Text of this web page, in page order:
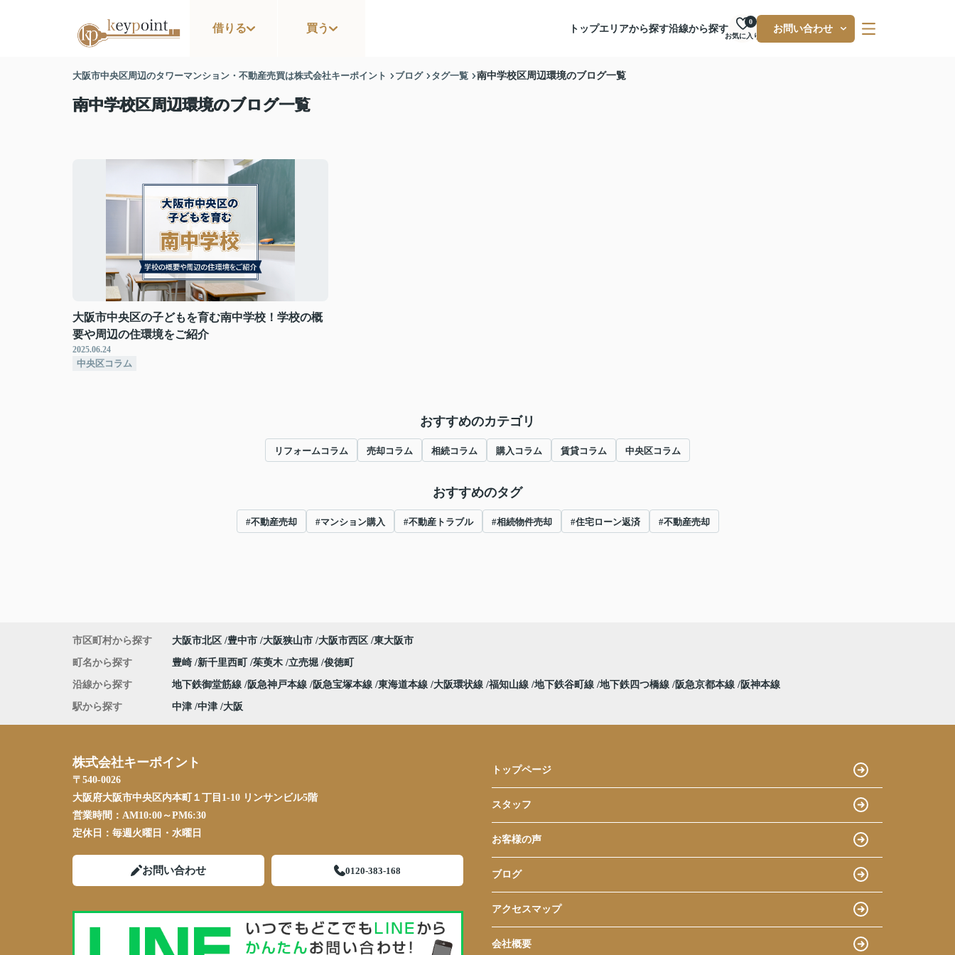
借りる 買う トップエリアから探す沿線から探す
お気に入り
0
お問い合わせ
大阪市中央区周辺のタワーマンション・不動産売買は株式会社キーポイント ブログ タグ一覧 南中学校区周辺環境のブログ一覧
南中学校区周辺環境のブログ一覧
大阪市中央区の子どもを育む南中学校！学校の概
要や周辺の住環境をご紹介
2025.06.24
中央区コラム
おすすめのカテゴリ
リフォームコラム 売却コラム 相続コラム 購入コラム 賃貸コラム 中央区コラム
おすすめのタグ
#不動産売却 #マンション購入 #不動産トラブル #相続物件売却 #住宅ローン返済 #不動産売却
市区町村から探す 大阪市北区 豊中市 大阪狭山市 大阪市西区 東大阪市
町名から探す 豊崎 新千里西町 茱萸木 立売堀 俊徳町
沿線から探す 地下鉄御堂筋線 阪急神戸本線 阪急宝塚本線 東海道本線 大阪環状線 福知山線 地下鉄谷町線 地下鉄四つ橋線 阪急京都本線 阪神本線
駅から探す 中津 中津 大阪
株式会社キーポイント
〒540-0026
大阪府大阪市中央区内本町１丁目1-10 リンサンビル5階
営業時間： AM10:00～PM6:30
定休日： 毎週火曜日・水曜日
お問い合わせ 0120-383-168
トップページ
スタッフ
お客様の声
ブログ
アクセスマップ
会社概要